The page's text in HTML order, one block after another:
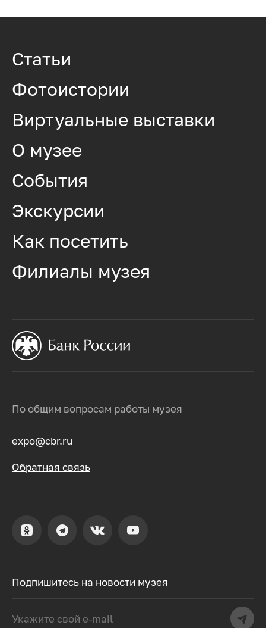
Подпишитесь на новости музея
По общим вопросам работы музея
expo@cbr.ru
Обратная связь
Статьи
Фотоистории
Виртуальные выставки
О музее
События
Экскурсии
Как посетить
Филиалы музея